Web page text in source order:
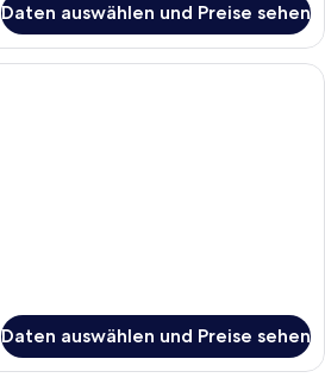
Daten auswählen und Preise sehen
Ein modernes Hotelzimmer mit
Daten auswählen und Preise sehen